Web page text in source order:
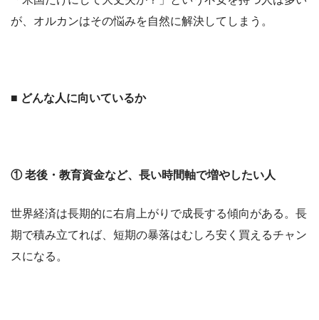
が、オルカンはその悩みを自然に解決してしまう。
■ どんな人に向いているか
① 老後・教育資金など、長い時間軸で増やしたい人
世界経済は長期的に右肩上がりで成長する傾向がある。長
期で積み立てれば、短期の暴落はむしろ安く買えるチャン
スになる。